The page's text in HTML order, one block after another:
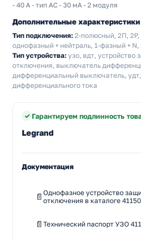
- 40 А - тип AC - 30 мА - 2 модуля
Дополнительные характеристики
Тип подключения:2-полюсный, 2П,
однофазный + нейтраль, 1-фазный + N,
Тип устройства:узо, вдт, устройство
отключения, выключатель
дифференциальный выключатель,
дифференциального тока
Гарантируем подлинность
Legrand
Документация
Однофазное устройство
отключения в каталоге
Технический паспорт УЗО